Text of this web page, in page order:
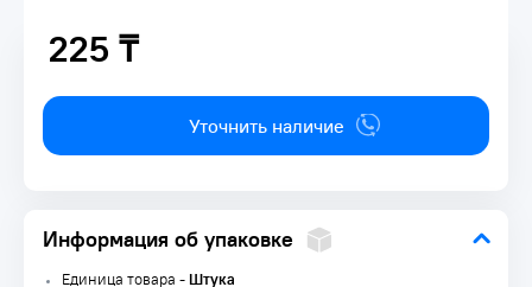
225 ₸
225 ₸
Уточнить наличие
Информация об упаковке
Единица товара -Штука